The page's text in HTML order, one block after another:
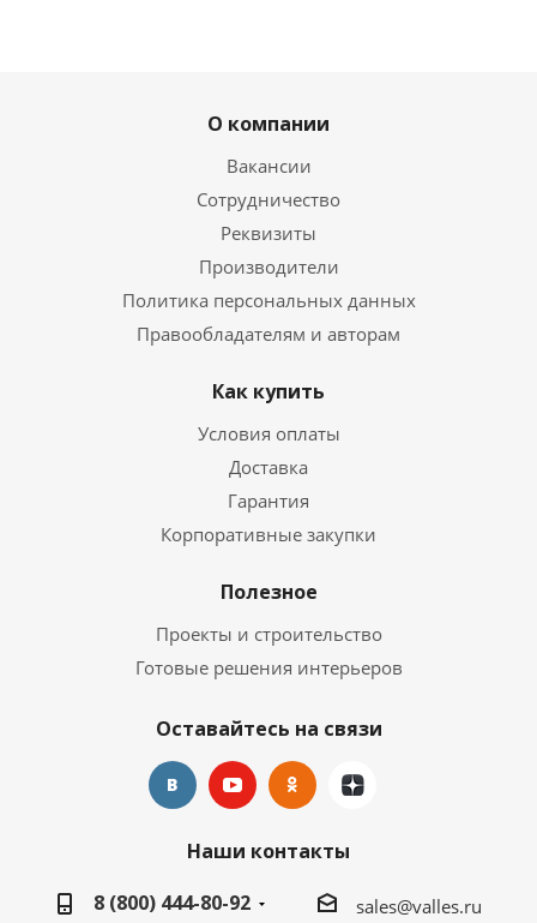
О компании
Вакансии
Сотрудничество
Реквизиты
Производители
Политика персональных данных
Правообладателям и авторам
Как купить
Условия оплаты
Доставка
Гарантия
Корпоративные закупки
Полезное
Проекты и строительство
Готовые решения интерьеров
Оставайтесь на связи
Наши контакты
8 (800) 444-80-92
sales@valles.ru